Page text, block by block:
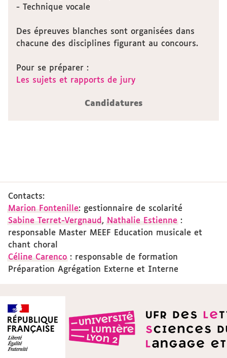
- Technique vocale
Des épreuves blanches sont organisées dans
chacune des disciplines figurant au concours.
Pour se préparer :
Les sujets et rapports de jury
Candidatures
Contacts:
Marion Fontenille: gestionnaire de scolarité
Sabine Terret-Vergnaud , Nathalie Estienne :
responsable Master MEEF Education musicale et
chant choral
Céline Carenco : responsable de formation
Préparation Agrégation Externe et Interne